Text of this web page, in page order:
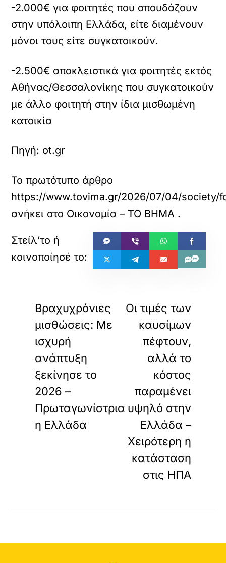
-2.000€ για φοιτητές που σπουδάζουν
στην υπόλοιπη Ελλάδα, είτε διαμένουν
μόνοι τους είτε συγκατοικούν.
-2.500€ αποκλειστικά για φοιτητές εκτός
Αθήνας/Θεσσαλονίκης που συγκατοικούν
με άλλο φοιτητή στην ίδια μισθωμένη
κατοικία
Πηγή: ot.gr
Το πρωτότυπο άρθρο
https://www.tovima.gr/2026/07/04/
ανήκει στο Οικονομία – ΤΟ ΒΗΜΑ .
Βραχυχρόνιες
μισθώσεις: Με
ισχυρή
ανάπτυξη
ξεκίνησε το
2026 –
Πρωταγωνίστρια
η Ελλάδα
Οι τιμές των
καυσίμων
πέφτουν,
αλλά το
κόστος
παραμένει
υψηλό στην
Ελλάδα –
Χειρότερη η
κατάσταση
στις ΗΠΑ